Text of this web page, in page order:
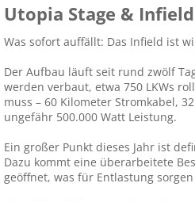
Utopia Stage & Infield​
Was sofort auffällt: Das Infield ist
Der Aufbau läuft seit rund zwölf
werden verbaut, etwa 750 LKWs
muss – 60 Kilometer Stromkabel,
ungefähr 500.000 Watt Leistung.
Ein großer Punkt dieses Jahr ist
Dazu kommt eine überarbeitete
geöffnet, was für Entlastung